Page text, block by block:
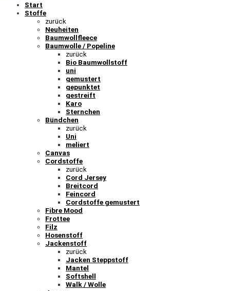
Start
Stoffe
zurück
Neuheiten
Baumwollfleece
Baumwolle / Popeline
zurück
Bio Baumwollstoff
uni
gemustert
gepunktet
gestreift
Karo
Sternchen
Bündchen
zurück
Uni
meliert
Canvas
Cordstoffe
zurück
Cord Jersey
Breitcord
Feincord
Cordstoffe gemustert
Fibre Mood
Frottee
Filz
Hosenstoff
Jackenstoff
zurück
Jacken Steppstoff
Mantel
Softshell
Walk / Wolle